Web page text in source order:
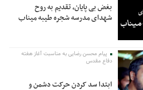
بغض بی پایان، تقدیم به روح
شهدای مدرسه شجره طیبه میناب
پیام محسن رضایی به مناسبت آغاز هفته
دفاع مقدس
ابتدا سد کردن حرکت دشمن و